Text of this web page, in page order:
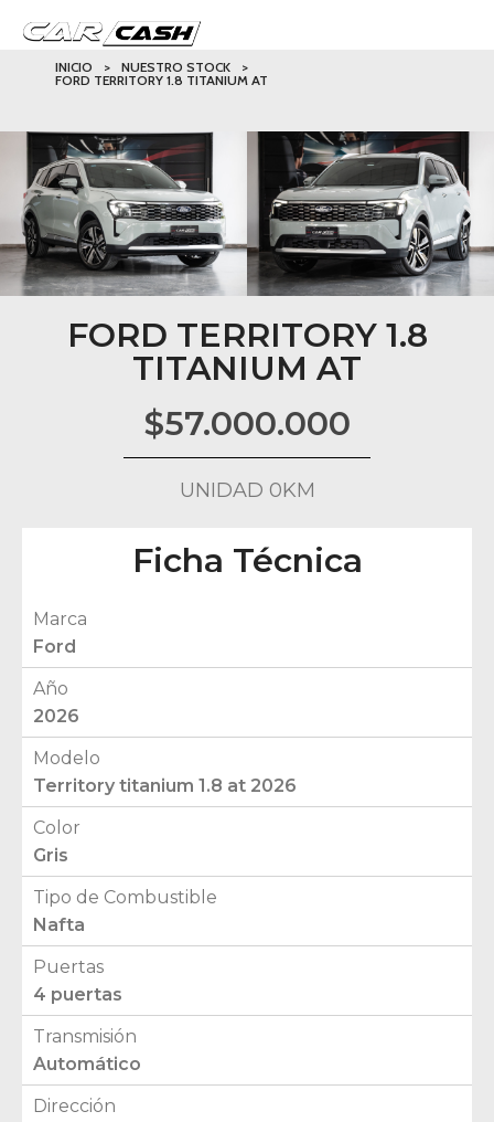
INICIO > NUESTRO STOCK
>
FORD TERRITORY 1.8 TITANIUM AT
FORD TERRITORY 1.8
TITANIUM AT
$57.000.000
UNIDAD 0KM
Ficha Técnica
Marca
Ford
Año
2026
Modelo
Territory titanium 1.8 at 2026
Color
Gris
Tipo de Combustible
Nafta
Puertas
4 puertas
Transmisión
Automático
Dirección